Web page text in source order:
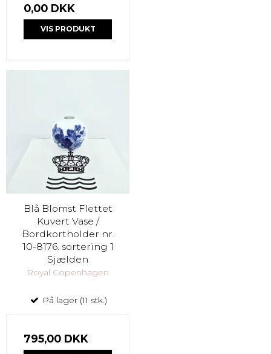
0,00 DKK
VIS PRODUKT
Blå Blomst Flettet
Kuvert Vase /
Bordkortholder nr.
10-8176. sortering 1
Sjælden
Royal Copenhagen
På lager (11 stk.)
795,00 DKK